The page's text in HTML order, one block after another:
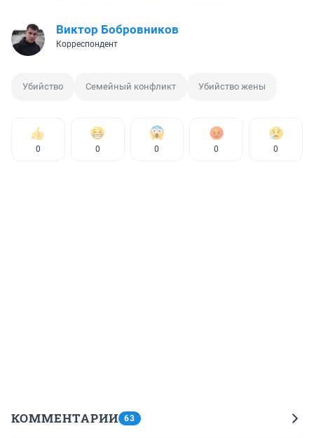
Виктор Бобровников
Корреспондент
Убийство Семейный конфликт Убийство жены
0 0 0 0 0
КОММЕНТАРИИ 63